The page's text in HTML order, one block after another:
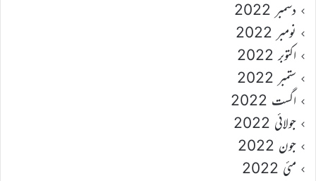
دسمبر 2022
نومبر 2022
اکتوبر 2022
ستمبر 2022
اگست 2022
جولائی 2022
جون 2022
مئی 2022